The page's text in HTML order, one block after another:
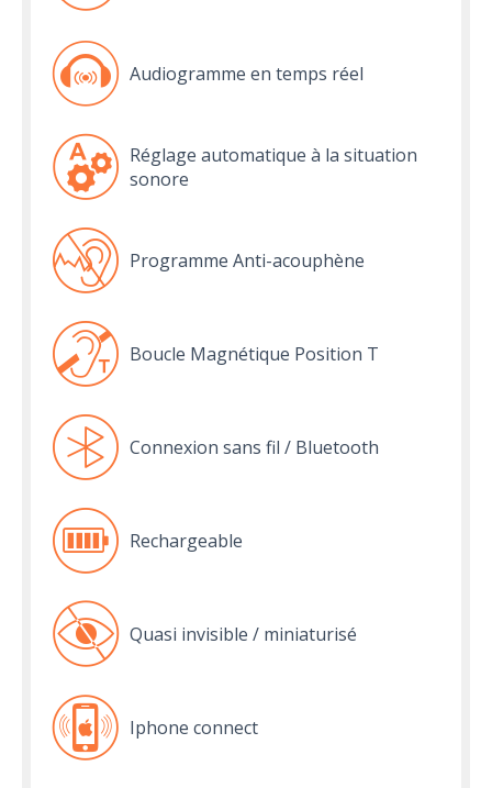
Audiogramme en temps réel
Réglage automatique à la situation
sonore
Programme Anti-acouphène
Boucle Magnétique Position T
Connexion sans fil / Bluetooth
Rechargeable
Quasi invisible / miniaturisé
Iphone connect